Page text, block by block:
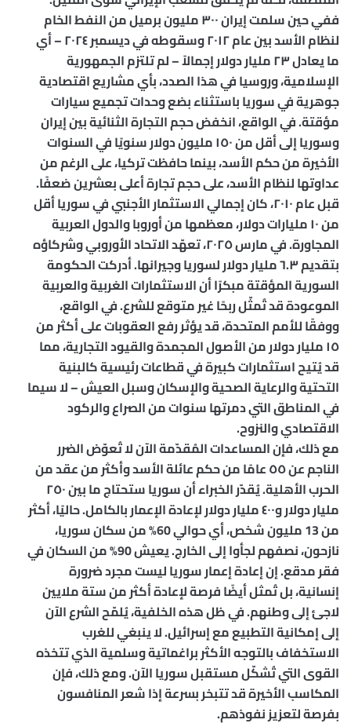
ففي حين سلمت إيران ٣٠٠ مليون برميل من النفط الخام
لنظام الأسد بين عام ٢٠١٢ وسقوطه في ديسمبر ٢٠٢٤ – أي
ما يعادل ٢٣ مليار دولار إجمالاً – لم تلتزم الجمهورية
الإسلامية، وروسيا في هذا الصدد، بأي مشاريع اقتصادية
جوهرية في سوريا باستثناء بضع وحدات تجميع سيارات
مؤقتة. في الواقع، انخفض حجم التجارة الثنائية بين إيران
وسوريا إلى أقل من ١٥٠ مليون دولار سنويًا في السنوات
الأخيرة من حكم الأسد، بينما حافظت تركيا، على الرغم من
عداوتها لنظام الأسد، على حجم تجارة أعلى بعشرين ضعفًا.
قبل عام ٢٠١٠، كان إجمالي الاستثمار الأجنبي في سوريا أقل
من ١٠ مليارات دولار، معظمها من أوروبا والدول العربية
المجاورة. في مارس ٢٠٢٥، تعهّد الاتحاد الأوروبي وشركاؤه
بتقديم ٦.٣ مليار دولار لسوريا وجيرانها. أدركت الحكومة
السورية المؤقتة مبكرًا أن الاستثمارات الغربية والعربية
الموعودة قد تُمثّل ربحًا غير متوقع للشرع. في الواقع،
ووفقًا للأمم المتحدة، قد يؤثر رفع العقوبات على أكثر من
١٥ مليار دولار من الأصول المجمدة والقيود التجارية، مما
قد يُتيح استثمارات كبيرة في قطاعات رئيسية كالبنية
التحتية والرعاية الصحية والإسكان وسبل العيش – لا سيما
في المناطق التي دمرتها سنوات من الصراع والركود
الاقتصادي والنزوح.
مع ذلك، فإن المساعدات المُقدّمة الآن لا تُعوّض الضرر
الناجم عن ٥٥ عامًا من حكم عائلة الأسد وأكثر من عقد من
الحرب الأهلية. يُقدّر الخبراء أن سوريا ستحتاج ما بين ٢٥٠
مليار دولار و٤٠٠ مليار دولار لإعادة الإعمار بالكامل. حاليًا، أكثر
من 13 مليون شخص، أي حوالي 60% من سكان سوريا،
نازحون، نصفهم لجأوا إلى الخارج. يعيش 90% من السكان في
فقر مدقع. إن إعادة إعمار سوريا ليست مجرد ضرورة
إنسانية، بل تُمثل أيضًا فرصة لإعادة أكثر من ستة ملايين
لاجئ إلى وطنهم. في ظل هذه الخلفية، يُلمّح الشرع الآن
إلى إمكانية التطبيع مع إسرائيل. لا ينبغي للغرب
الاستخفاف بالتوجه الأكثر براغماتية وسلمية الذي تتخذه
القوى التي تُشكّل مستقبل سوريا الآن. ومع ذلك، فإن
المكاسب الأخيرة قد تتبخر بسرعة إذا شعر المنافسون
بفرصة لتعزيز نفوذهم.